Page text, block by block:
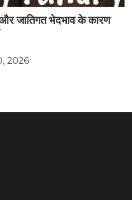
और जातिगत भेदभाव के कारण
2026